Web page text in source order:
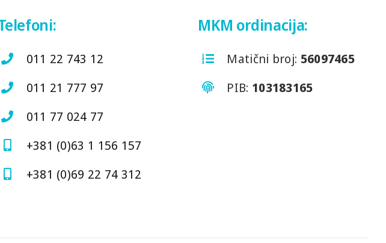
Telefoni:
011 22 743 12
011 21 777 97
011 77 024 77
+381 (0)63 1 156 157
+381 (0)69 22 74 312
MKM ordinacija:
Matični broj: 56097465
PIB: 103183165